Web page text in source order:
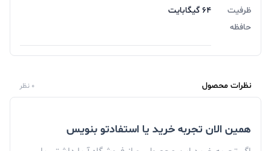
ظرفیت
حافظه
64 گیگابایت
نظرات محصول 0 نظر
همین الان تجربه خرید یا استفادتو بنویس